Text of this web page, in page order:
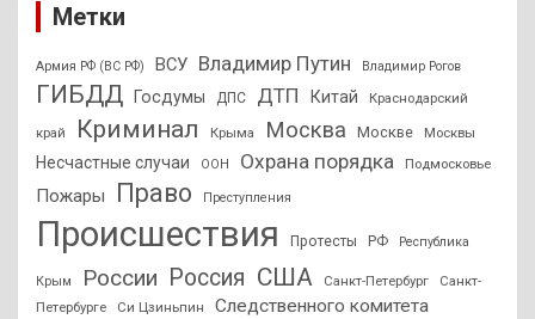
Метки
Армия РФ (ВС РФ) ВСУ Владимир Путин Владимир Рогов
ГИБДД Госдумы ДПС ДТП Китай Краснодарский
край Криминал Крыма Москва Москве Москвы
Несчастные случаи ООН Охрана порядка Подмосковье
Пожары Право Преступления
Происшествия Протесты РФ Республика
Крым России Россия США Санкт-Петербург
Санкт-
Петербурге
Си Цзиньпин
Следственного комитета